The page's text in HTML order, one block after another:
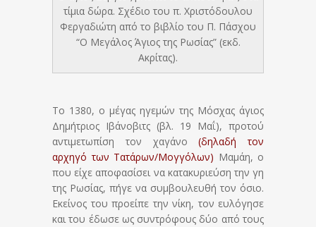
τίμια δώρα. Σχέδιο του π. Χριστόδουλου
Φεργαδιώτη από το βιβλίο του Π. Πάσχου
“Ο Μεγάλος Άγιος της Ρωσίας” (εκδ.
Ακρίτας).
Το 1380, ο μέγας ηγεμών της Μόσχας άγιος
Δημήτριος Ιβάνοβιτς (βλ. 19 Μαΐ), προτού
αντιμετωπίση τον χαγάνο(δηλαδή τον
αρχηγό των Τατάρων/Μογγόλων) Μαμάη, ο
που είχε αποφασίσει να κατακυριεύση την γη
της Ρωσίας, πήγε να συμβουλευθή τον όσιο.
Εκείνος του προείπε την νίκη, τον ευλόγησε
και του έδωσε ως συντρόφους δύο από τους